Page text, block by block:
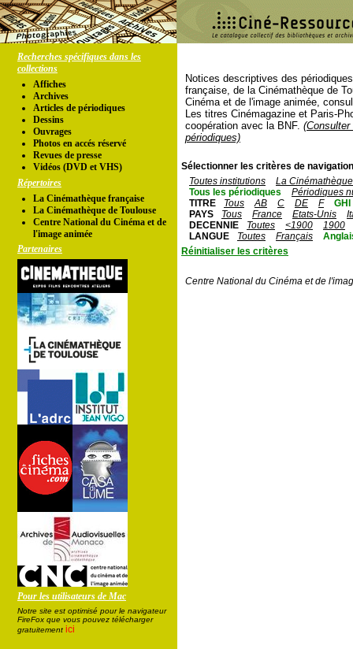
Recherches spécifiques dans les
collections
Affiches
Archives
Articles de périodiques
Dessins
Ouvrages
Photos en accés réservé
Revues de presse
Vidéos (DVD et VHS)
Répertoires
La Cinémathèque française
La Cinémathèque de Toulouse
Centre National du Cinéma et de
l'image animée
Partenaires
Pour les utilisateurs de Mac
Notre site est optimisé pour le navigateur
FireFox que vous pouvez télécharger
gratuitement ici
Notices descriptives des
française, de la Cinémathèque de
Cinéma et de l'image animée,
Les titres Cinémagazine et Paris-
coopération avec la BNF.
périodiques)
Sélectionner les critères de
Toutes institutions
La
Tous les périodiques
Périodiques
TITRE
Tous AB C DE F
GHI
PAYS
Tous France Etats-Unis
DECENNIE
Toutes <1900
1900
LANGUE
Toutes Français
Réinitialiser les critères
Centre National du Cinéma et de